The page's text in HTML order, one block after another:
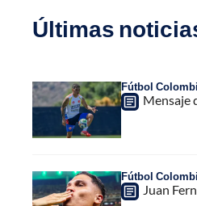
Últimas
Fútbol
Mensaje
Fútbol
Juan